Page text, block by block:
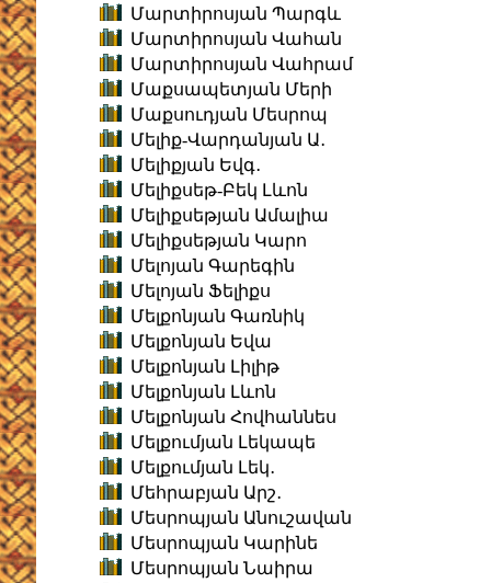
Մարտիրոսյան Պարգև
Մարտիրոսյան Վահան
Մարտիրոսյան Վահրամ
Մաքսապետյան Մերի
Մաքսուդյան Մեսրոպ
Մելիք-Վարդանյան Ա․
Մելիքյան Եվգ․
Մելիքսեթ-Բեկ Լևոն
Մելիքսեթյան Ամալիա
Մելիքսեթյան Կարո
Մելոյան Գարեգին
Մելոյան Ֆելիքս
Մելքոնյան Գառնիկ
Մելքոնյան Եվա
Մելքոնյան Լիլիթ
Մելքոնյան Լևոն
Մելքոնյան Հովհաննես
Մելքումյան Լեկապե
Մելքումյան Լեկ․
Մեհրաբյան Արշ․
Մեսրոպյան Անուշավան
Մեսրոպյան Կարինե
Մեսրոպյան Նաիրա